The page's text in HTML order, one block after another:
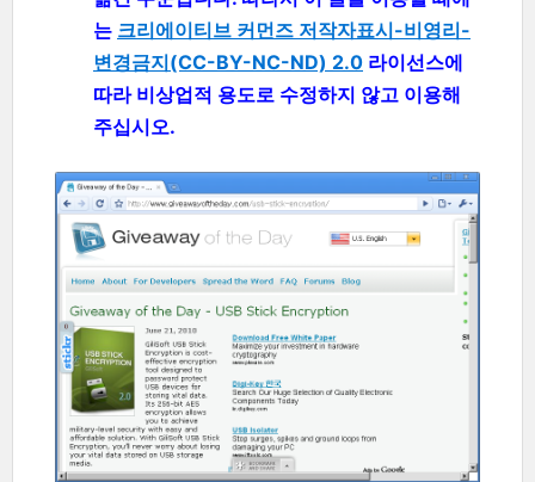
는 크리에이티브 커먼즈 저작자표시-비영리-
변경금지(CC-BY-NC-ND) 2.0 라이선스에
따라 비상업적 용도로 수정하지 않고 이용해
주십시오.